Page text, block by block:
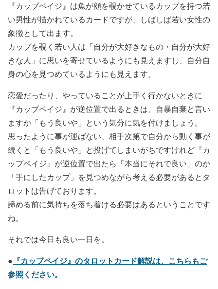
『カップペイジ』は魚が顔を覗かせているカップを持つ若
い男性が描かれているカードですが、しばしば若い女性の
象徴として出ます。
カップを覗く若い人は「自分が大好きなもの・自分が大好
きな人」に思いを寄せているようにも見えますし、自分自
身の心を見つめているようにも見えます。
恋愛だったり、やっていることが上手く行かないときに
『カップペイジ』が逆位置で出るときは、自暴自棄と言い
ますか「もう良いや」という気分に気を付けましょう。
思ったように事が運ばない、相手次第で自分から動く事が
続くと「もう良いや」と投げてしまいがちですけれど『カ
ップペイジ』が逆位置で出たら「本当にそれで良い」のか
「手にしたカップ」を見つめながら考える必要があるとタ
ロットは告げております。
諦める前に気持ちを落ち着ける必要はあるということです
ね。
それでは今日も良い一日を。
● 『カップペイジ』のタロットカード解説は、こちらもご
参照ください。